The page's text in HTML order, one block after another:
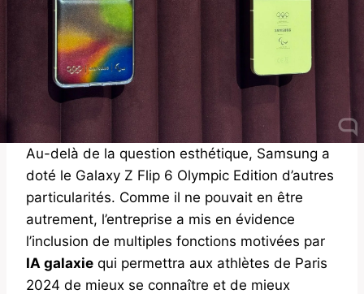
Au-delà de la question esthétique, Samsung a
doté le Galaxy Z Flip 6 Olympic Edition d’autres
particularités. Comme il ne pouvait en être
autrement, l’entreprise a mis en évidence
l’inclusion de multiples fonctions motivées par
IA galaxie qui permettra aux athlètes de Paris
2024 de mieux se connaître et de mieux